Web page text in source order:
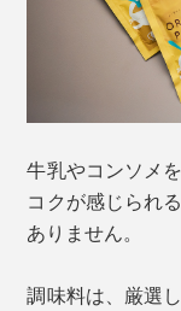
牛乳やコンソメ
コクが感じられ
ありません。
調味料は、厳選